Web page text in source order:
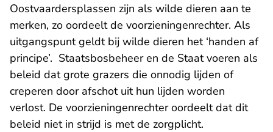
Oostvaardersplassen zijn als wilde dieren aan te
merken, zo oordeelt de voorzieningenrechter. Als
uitgangspunt geldt bij wilde dieren het ‘handen af
principe’. Staatsbosbeheer en de Staat voeren als
beleid dat grote grazers die onnodig lijden of
creperen door afschot uit hun lijden worden
verlost. De voorzieningenrechter oordeelt dat dit
beleid niet in strijd is met de zorgplicht.